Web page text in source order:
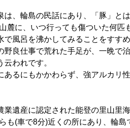
は、輪島の民話にあり、「豚」と
麓に、いつ行っても傷ついた何
で風呂を沸かしてみることをすす
野良仕事で荒れた手足が、一晩で
云われです。
あるにもかかわらず、強アルカリ
業遺産に認定された能登の里山里
も(車で8分)近くの所にあり、輪島